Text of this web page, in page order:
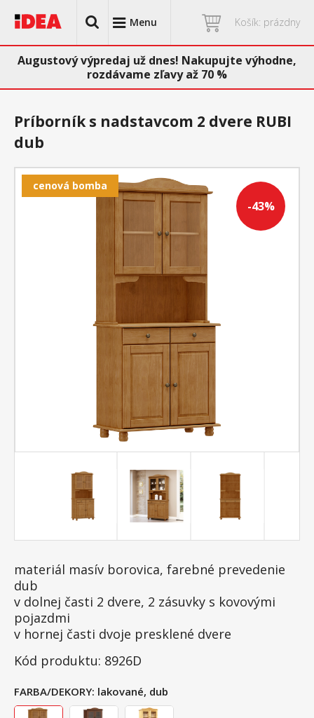
Menu Košík: prázdny
Augustový výpredaj už dnes! Nakupujte výhodne,
rozdávame zľavy až 70 %
-43%
cenová bomba
Príborník s nadstavcom 2 dvere RUBI
dub
materiál masív borovica, farebné prevedenie
dub
v dolnej časti 2 dvere, 2 zásuvky s kovovými
pojazdmi
v hornej časti dvoje presklené dvere
Kód produktu: 8926D
FARBA/DEKORY: lakované, dub